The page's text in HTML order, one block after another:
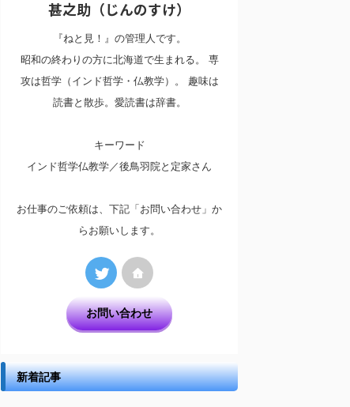
甚之助（じんのすけ）
『ねと見！』の管理人です。
昭和の終わりの方に北海道で生まれる。 専
攻は哲学（インド哲学・仏教学）。 趣味は
読書と散歩。愛読書は辞書。
キーワード
インド哲学仏教学／後鳥羽院と定家さん
お仕事のご依頼は、下記「お問い合わせ」か
らお願いします。
お問い合わせ
新着記事